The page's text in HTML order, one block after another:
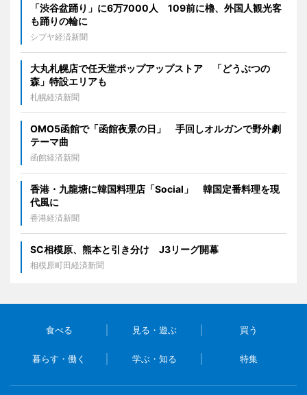
「渋谷盆踊り」に6万7000人 109前に櫓、外国人観光客
も踊りの輪に
シブヤ経済新聞
大丸札幌店で任天堂ポップアップストア 「どうぶつの
森」特設エリアも
札幌経済新聞
OMO5函館で「函館夜景の日」 手回しオルガンで野外劇
テーマ曲
函館経済新聞
香港・九龍塘に韓国料理店「Social」 韓国定番料理を現
代風に
香港経済新聞
SC相模原、熊本と引き分け J3リーグ開幕
相模原町田経済新聞
食べる 見る・遊ぶ 買う
暮らす・働く 学ぶ・知る 特集